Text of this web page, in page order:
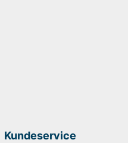
Kundeservice